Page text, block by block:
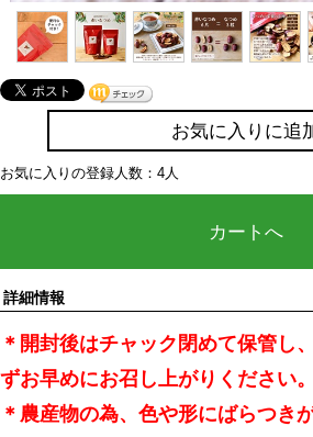
お気に入りに追
お気に入りの登録人数：4人
カートへ
詳細情報
＊開封後はチャック閉めて保管し
ずお早めにお召し上がりください。
＊農産物の為、色や形にばらつき